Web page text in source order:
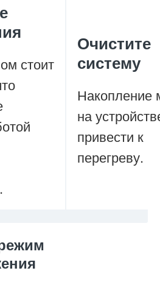
стоит
Очистите
систему
Накопление
на
привести к
перегреву.